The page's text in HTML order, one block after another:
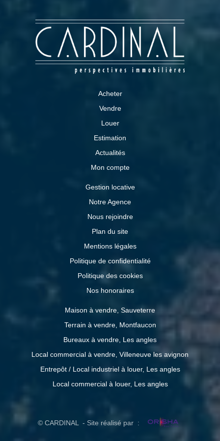
Acheter
Vendre
Louer
Estimation
Actualités
Mon compte
Gestion locative
Notre Agence
Nous rejoindre
Plan du site
Mentions légales
Politique de confidentialité
Politique des cookies
Nos honoraires
Maison à vendre, Sauveterre
Terrain à vendre, Montfaucon
Bureaux à vendre, Les angles
Local commercial à vendre, Villeneuve les avignon
Entrepôt / Local industriel à louer, Les angles
Local commercial à louer, Les angles
© CARDINAL - Site réalisé par :